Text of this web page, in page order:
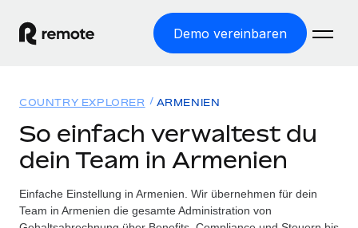
Demo vereinbaren
WELTWEITE BESCHÄFTIGUNG
Globale Payroll
Einfache, rechtssicher Payroll
Lösungen
WELTWEITE ABDECKUNG
Ressourcen
COUNTRY EXPLORER ARMENIEN
So einfach verwaltest du
dein Team in Armenien
Einfache Einstellung in Armenien. Wir übernehmen für dein
Team in Armenien die gesamte Administration von